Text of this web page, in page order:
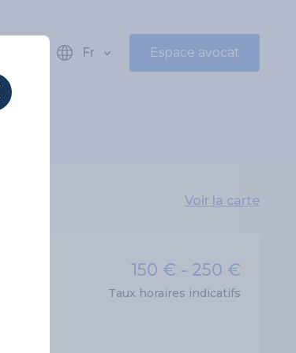
Fr Espace avocat
Voir la carte
150 € - 250 €
Taux horaires indicatifs